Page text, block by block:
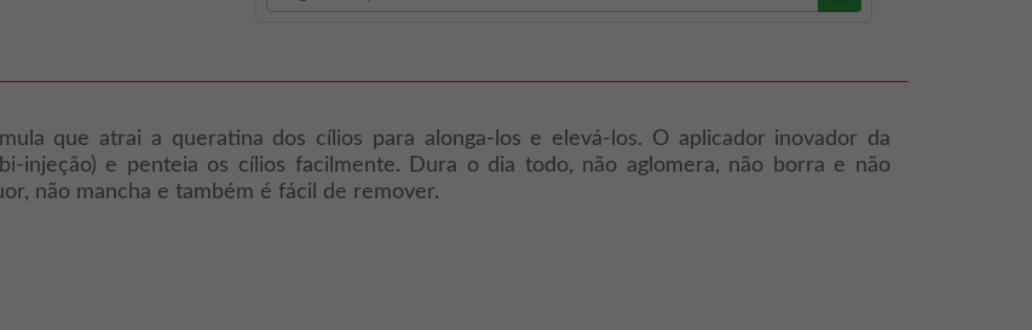
que atrai a queratina dos cílios para alonga-los e elevá-los. O aplicador inovador da
injeção) e penteia os cílios facilmente. Dura o dia todo, não aglomera, não borra e não
não mancha e também é fácil de remover.